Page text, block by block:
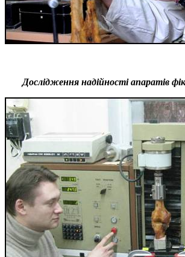
Дослідження надійності апаратів